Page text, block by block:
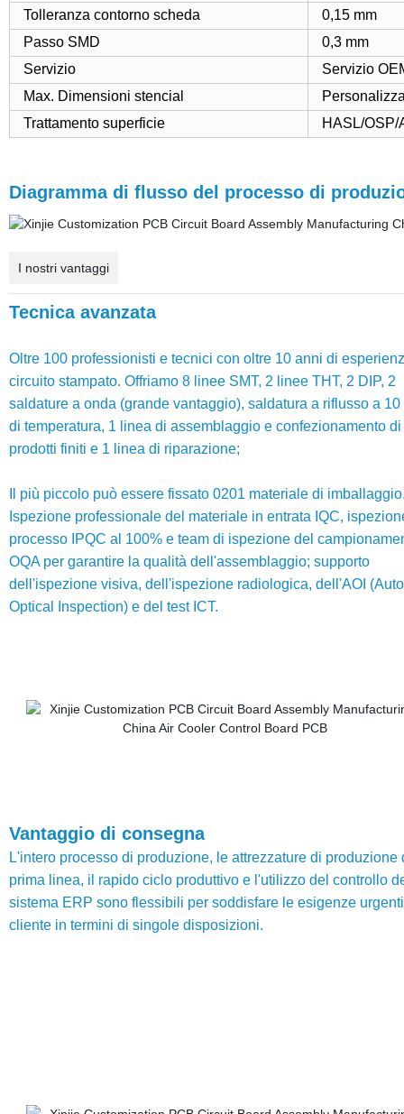
Tolleranza contorno scheda
0,15 mm
Passo SMD
0,3 mm
Servizio
Servizio
Max. Dimensioni stencial
Trattamento superficie
HASL/OSP/
Diagramma di flusso del processo di
I nostri vantaggi
Tecnica avanzata
Oltre 100 professionisti e tecnici con oltre 10 anni di
circuito stampato. Offriamo 8 linee SMT, 2 linee THT, 2 DIP, 2
saldature a onda (grande vantaggio), saldatura a riflusso a 10
di temperatura, 1 linea di assemblaggio e confezionamento di
prodotti finiti e 1 linea di riparazione;
Il più piccolo può essere fissato 0201 materiale di
Ispezione professionale del materiale in entrata IQC,
processo IPQC al 100% e team di ispezione del
OQA per garantire la qualità dell'assemblaggio; supporto
dell'ispezione visiva, dell'ispezione radiologica, dell'AOI
Optical Inspection) e del test ICT.
Vantaggio di consegna
L'intero processo di produzione, le attrezzature di produzione
prima linea, il rapido ciclo produttivo e l'utilizzo del controllo
sistema ERP sono flessibili per soddisfare le esigenze
cliente in termini di singole disposizioni.